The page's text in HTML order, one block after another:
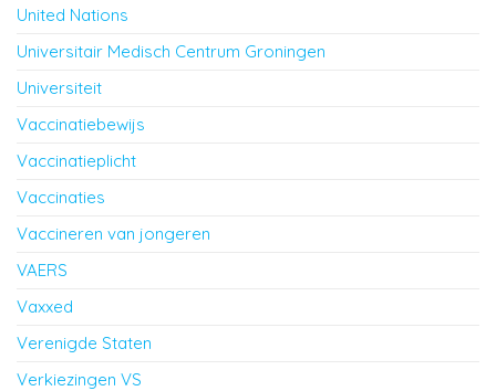
United Nations
Universitair Medisch Centrum Groningen
Universiteit
Vaccinatiebewijs
Vaccinatieplicht
Vaccinaties
Vaccineren van jongeren
VAERS
Vaxxed
Verenigde Staten
Verkiezingen VS